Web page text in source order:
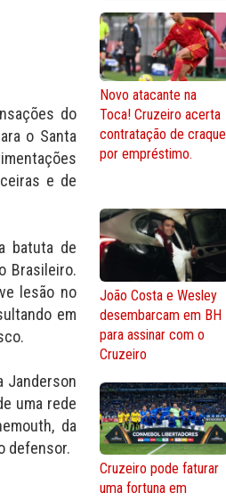
do
o Santa
e de
batuta de
Brasileiro.
lesão no
em
Janderson
uma rede
da
defensor.
Novo atacante na
Toca! Cruzeiro acerta
contratação de craque
por empréstimo.
João Costa e Wesley
desembarcam em BH
para assinar com o
Cruzeiro
Cruzeiro pode faturar
uma fortuna em